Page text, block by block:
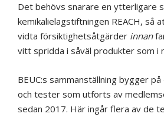
Det behövs snarare en ytterligare
kemikalielagstiftningen REACH, så
vidta försiktighetsåtgärder innan
vitt spridda i såväl produkter som i
BEUC:s sammanställning bygger
och tester som utförts av
sedan 2017. Här ingår flera av de